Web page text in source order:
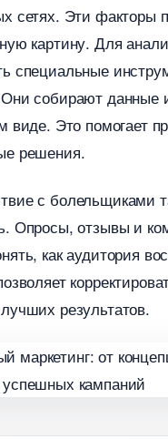
сетях. Эти факторы
картину. Для
специальные
собирают данные
виде. Это помогает
решения.
с болельщиками
Опросы, отзывы и
как аудитория
результатов.